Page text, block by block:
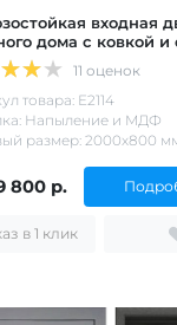
входная
дома с ковкой и
11 оценок
товара: Е2114
Напыление и МДФ
размер: 2000х800
800 р.
Заказ в 1 клик